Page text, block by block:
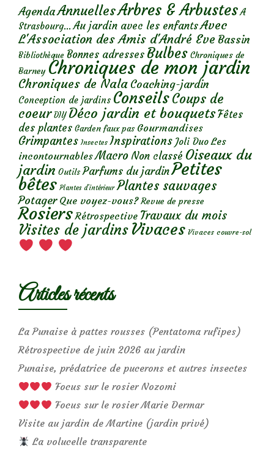
AgendaAnnuellesArbres & Arbustes A
Strasbourg... Au jardin avec les enfantsAvec
L'Association des Amis d'André Eve Bassin
Bibliothèque Bonnes adresses Bulbes Chroniques de
Barney Chroniques de mon jardin
Chroniques de Nala Coaching-jardin
Conception de jardins ConseilsCoups de
coeur DIY Déco jardin et bouquetsFêtes
des plantes Garden faux pas Gourmandises
Grimpantes Insectes Inspirations Joli Duo Les
incontournables Macro Non classé Oiseaux du
jardin Outils Parfums du jardinPetites
bêtes Plantes d’intérieur Plantes sauvages
Potager Que voyez-vous? Revue de presse
Rosiers Rétrospective Travaux du mois
Visites de jardins Vivaces Vivaces couvre-sol
Articles récents
La Punaise à pattes rousses (Pentatoma rufipes)
Rétrospective de juin 2026 au jardin
Punaise, prédatrice de pucerons et autres insectes
Focus sur le rosier Nozomi
Focus sur le rosier Marie Dermar
Visite au jardin de Martine (jardin privé)
La volucelle transparente